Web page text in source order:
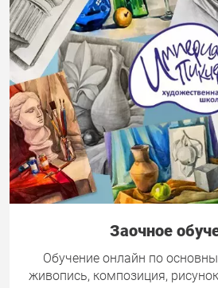
Заочное
Обучение онлайн по
живопись, композиция,